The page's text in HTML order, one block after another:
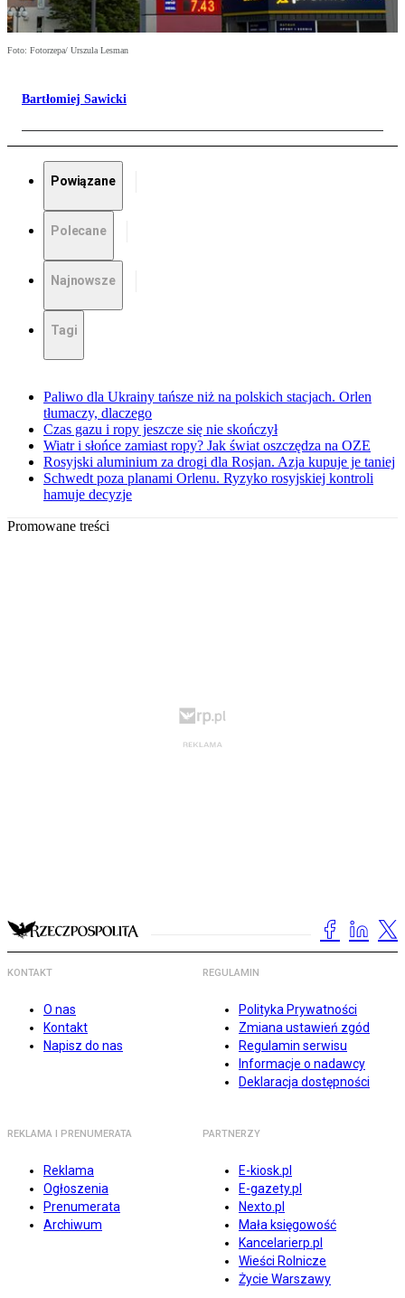
Foto: Fotorzepa/ Urszula Lesman
Bartłomiej Sawicki
Powiązane
Polecane
Najnowsze
Tagi
Paliwo dla Ukrainy tańsze niż na polskich stacjach. Orlen
tłumaczy, dlaczego
Czas gazu i ropy jeszcze się nie skończył
Wiatr i słońce zamiast ropy? Jak świat oszczędza na OZE
Rosyjski aluminium za drogi dla Rosjan. Azja kupuje je taniej
Schwedt poza planami Orlenu. Ryzyko rosyjskiej kontroli
hamuje decyzje
Promowane treści
KONTAKT
O nas
Kontakt
Napisz do nas
REGULAMIN
Polityka Prywatności
Zmiana ustawień zgód
Regulamin serwisu
Informacje o nadawcy
Deklaracja dostępności
REKLAMA I PRENUMERATA
Reklama
Ogłoszenia
Prenumerata
Archiwum
PARTNERZY
E-kiosk.pl
E-gazety.pl
Nexto.pl
Mała księgowość
Kancelarierp.pl
Wieści Rolnicze
Życie Warszawy